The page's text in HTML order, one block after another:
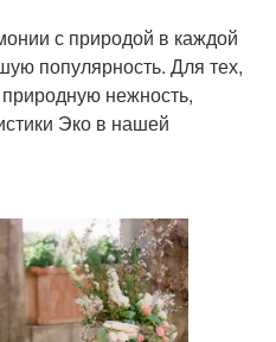
с природой в каждой
популярность. Для тех,
природную нежность,
Эко в нашей